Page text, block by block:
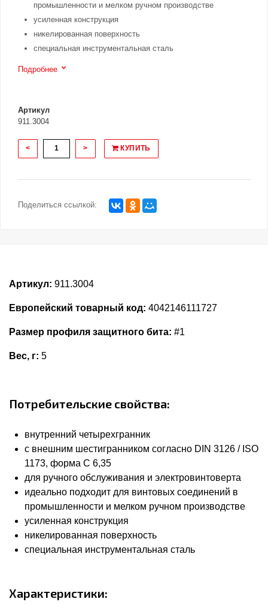
промышленности и мелком ручном производстве
усиленная конструкция
никелированная поверхность
специальная инструментальная сталь
Подробнее
Артикул
911.3004
< > КУПИТЬ
Поделиться ссылкой:
Артикул: 911.3004
Европейский товарный код: 4042146111727
Размер профиля защитного бита: #1
Вес, г: 5
Потребительские свойства:
внутренний четырехгранник
с внешним шестигранником согласно DIN 3126 / ISO
1173, форма C 6,35
для ручного обслуживания и электровинтоверта
идеально подходит для винтовых соединений в
промышленности и мелком ручном производстве
усиленная конструкция
никелированная поверхность
специальная инструментальная сталь
Характеристики: